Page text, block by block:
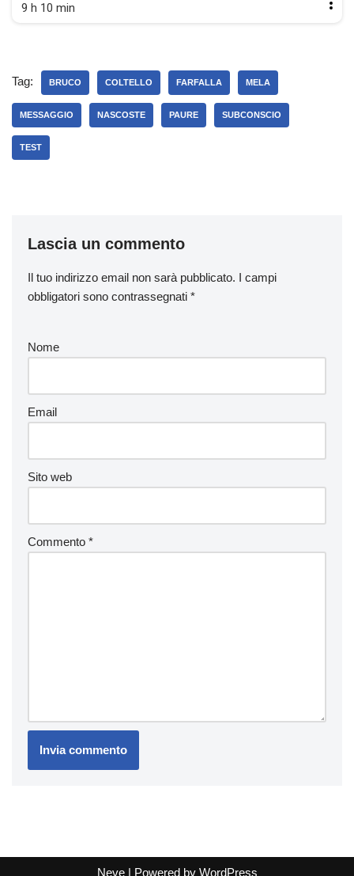
9 h 10 min
Tag: BRUCO COLTELLO FARFALLA MELA
MESSAGGIO NASCOSTE PAURE SUBCONSCIO
TEST
Lascia un commento
Il tuo indirizzo email non sarà pubblicato. I campi
obbligatori sono contrassegnati *
Nome
Email
Sito web
Commento *
Neve| Powered by WordPress